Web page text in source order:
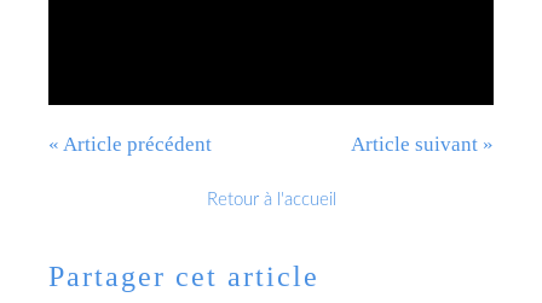
« Article précédent Article suivant »
Retour à l'accueil
Partager cet article